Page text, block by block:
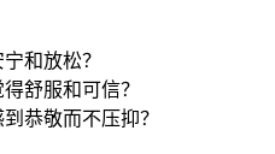
和放松？
舒服和可信？
恭敬而不压抑？